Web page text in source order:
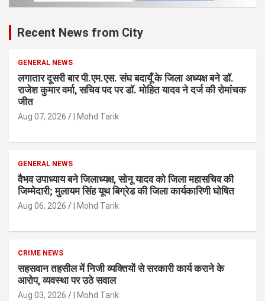
Recent News from City
GENERAL NEWS
लगातार दूसरी बार पी.एम.एस. संघ बदायूँ के जिला अध्यक्ष बने डॉ.
राजेश कुमार वर्मा, सचिव पद पर डॉ. मोहित यादव ने दर्ज की रोमांचक
जीत
Aug 07, 2026 | Mohd Tarik
GENERAL NEWS
वैभव उपाध्याय बने जिलाध्यक्ष, सोनू यादव को जिला महासचिव की
जिम्मेदारी; मुलायम सिंह यूथ बिग्रेड की जिला कार्यकारिणी घोषित
Aug 06, 2026 | Mohd Tarik
CRIME NEWS
सहसवान तहसील में निजी व्यक्तियों से सरकारी कार्य कराने के
आरोप, व्यवस्था पर उठे सवाल
Aug 03, 2026 | Mohd Tarik